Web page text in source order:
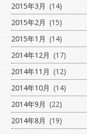
2015年3月 (14)
2015年2月 (15)
2015年1月 (14)
2014年12月 (17)
2014年11月 (12)
2014年10月 (14)
2014年9月 (22)
2014年8月 (19)